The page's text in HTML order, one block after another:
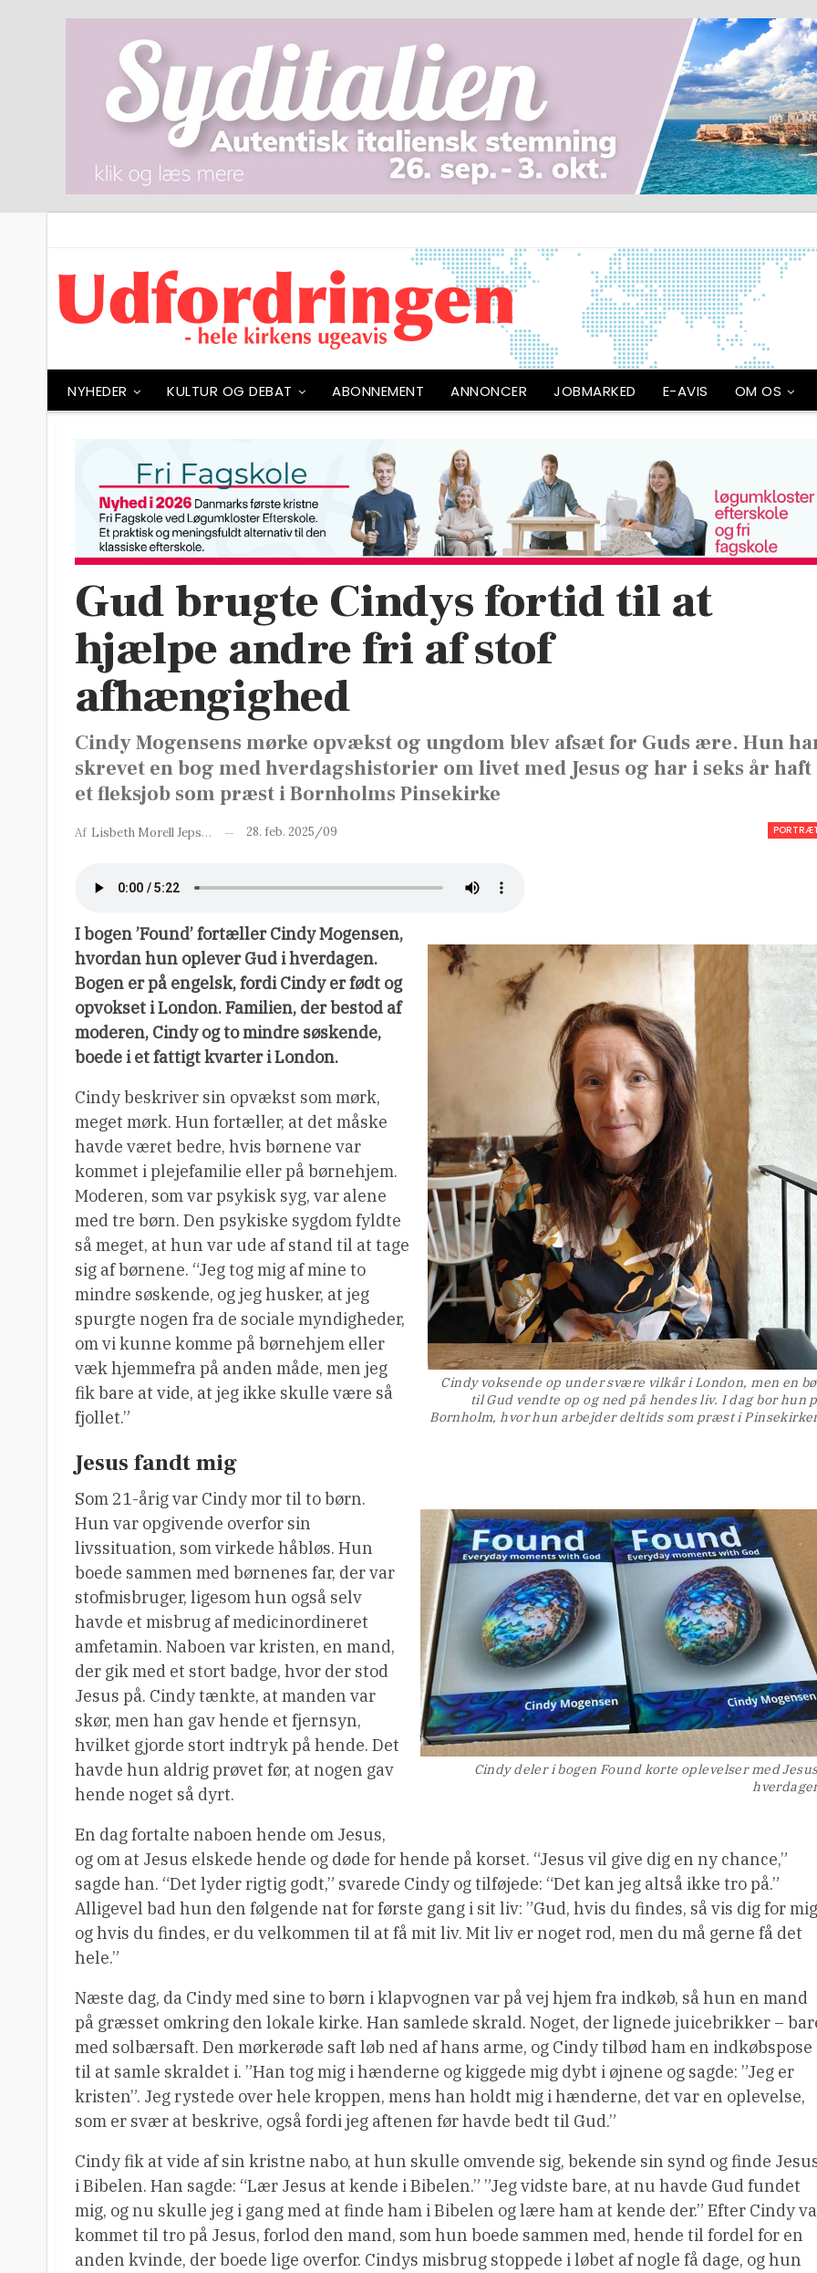
NYHEDER KULTUR OG DEBAT ABONNEMENT ANNONCER JOBMARKED E-AVIS OM OS
Gud brugte Cindys fortid til at
hjælpe andre fri af stof
afhængighed
Cindy Mogensens mørke opvækst og ungdom blev afsæt for Guds ære. Hun
skrevet en bog med hverdagshistorier om livet med Jesus og har i seks år haft
et fleksjob som præst i Bornholms Pinsekirke
Af Lisbeth Morell Jepsen 28. feb. 2025/09
Cindy voksende op under svære vilkår i London, men en
til Gud vendte op og ned på hendes liv. I dag bor hun
Bornholm, hvor hun arbejder deltids som præst i
I bogen ’Found’ fortæller Cindy Mogensen,
hvordan hun oplever Gud i hverdagen.
Bogen er på engelsk, fordi Cindy er født og
opvokset i London. Familien, der bestod af
moderen, Cindy og to mindre søskende,
boede i et fattigt kvarter i London.
Cindy beskriver sin opvækst som mørk,
meget mørk. Hun fortæller, at det måske
havde været bedre, hvis børnene var
kommet i plejefamilie eller på børnehjem.
Moderen, som var psykisk syg, var alene
med tre børn. Den psykiske sygdom fyldte
så meget, at hun var ude af stand til at tage
sig af børnene. “Jeg tog mig af mine to
mindre søskende, og jeg husker, at jeg
spurgte nogen fra de sociale myndigheder,
om vi kunne komme på børnehjem eller
væk hjemmefra på anden måde, men jeg
fik bare at vide, at jeg ikke skulle være så
fjollet.”
Jesus fandt mig
Cindy deler i bogen Found korte oplevelser med
Som 21-årig var Cindy mor til to børn.
Hun var opgivende overfor sin
livssituation, som virkede håbløs. Hun
boede sammen med børnenes far, der var
stofmisbruger, ligesom hun også selv
havde et misbrug af medicinordineret
amfetamin. Naboen var kristen, en mand,
der gik med et stort badge, hvor der stod
Jesus på. Cindy tænkte, at manden var
skør, men han gav hende et fjernsyn,
hvilket gjorde stort indtryk på hende. Det
havde hun aldrig prøvet før, at nogen gav
hende noget så dyrt.
En dag fortalte naboen hende om Jesus,
og om at Jesus elskede hende og døde for hende på korset. “Jesus vil give dig en ny chance,”
sagde han. “Det lyder rigtig godt,” svarede Cindy og tilføjede: “Det kan jeg altså ikke tro på.”
Alligevel bad hun den følgende nat for første gang i sit liv: ”Gud, hvis du findes, så vis dig for
og hvis du findes, er du velkommen til at få mit liv. Mit liv er noget rod, men du må gerne få det
hele.”
Næste dag, da Cindy med sine to børn i klapvognen var på vej hjem fra indkøb, så hun en mand
på græsset omkring den lokale kirke. Han samlede skrald. Noget, der lignede juicebrikker –
med solbærsaft. Den mørkerøde saft løb ned af hans arme, og Cindy tilbød ham en indkøbspose
til at samle skraldet i. ”Han tog mig i hænderne og kiggede mig dybt i øjnene og sagde: ”Jeg er
kristen”. Jeg rystede over hele kroppen, mens han holdt mig i hænderne, det var en oplevelse,
som er svær at beskrive, også fordi jeg aftenen før havde bedt til Gud.”
Cindy fik at vide af sin kristne nabo, at hun skulle omvende sig, bekende sin synd og finde
i Bibelen. Han sagde: “Lær Jesus at kende i Bibelen.” ”Jeg vidste bare, at nu havde Gud fundet
mig, og nu skulle jeg i gang med at finde ham i Bibelen og lære ham at kende der.” Efter Cindy
kommet til tro på Jesus, forlod den mand, som hun boede sammen med, hende til fordel for en
anden kvinde, der boede lige overfor. Cindys misbrug stoppede i løbet af nogle få dage, og hun